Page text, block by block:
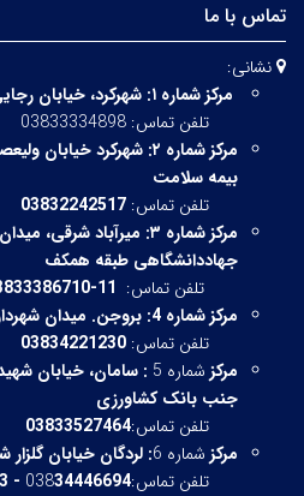
تماس با ما
نشانی:
مرکز شماره ۱:
شهرکرد، خیابان
تلفن تماس: 03833334898
مرکز شماره ۲:
شهرکرد خیابان
بیمه سلامت
تلفن تماس: 03832242517
مرکز شماره ۳:
میرآباد شرقی،
جهاددانشگاهی طبقه همکف
تلفن تماس:
مرکز شماره 4: بروجن. میدان شهرداری
تلفن تماس: 03834221230
مرکز شماره 5 : سامان، خیابان
جنب بانک کشاورزی
تلفن تماس:03833527464
مرکز شماره 6 : لردگان خیابان گلزار
تلفن تماس:03834446694 - 03834446693